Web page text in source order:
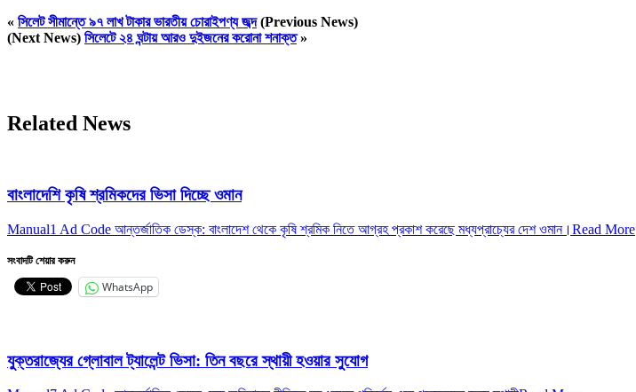
« সিলেট সীমান্তে ৯৭ লাখ টাকার ভারতীয় চোরাইপণ্য জব্দ(Previous News)
(Next News) সিলেটে ২৪ ঘন্টায় আরও দুইজনের করোনা শনাক্ত»
Related News
বাংলাদেশি কৃষি শ্রমিকদের ভিসা দিচ্ছে ওমান
Manual1 Ad Code আন্তর্জাতিক ডেস্ক: বাংলাদেশ থেকে কৃষি শ্রমিক নিতে আগ্রহ প্রকাশ করেছে মধ্যপ্রাচ্যের দেশ ওমান। Read More
সংবাদটি শেয়ার করুন
WhatsApp
যুক্তরাজ্যের গ্লোবাল ট্যালেন্ট ভিসা: তিন বছরে স্থায়ী হওয়ার সুযোগ